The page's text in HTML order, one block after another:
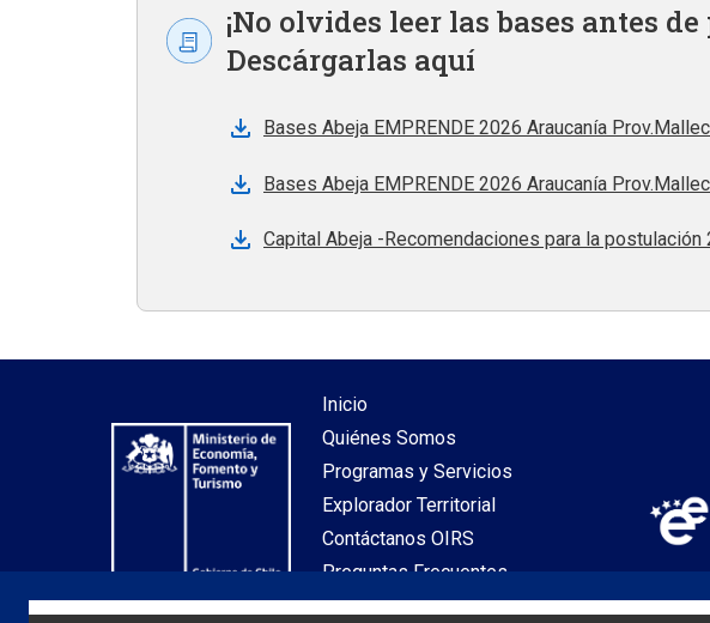
¡No olvides leer las bases antes
Descárgarlas aquí
Bases Abeja EMPRENDE 2026 Araucanía
Bases Abeja EMPRENDE 2026 Araucanía
Capital Abeja -Recomendaciones para la postulación
Inicio
Quiénes Somos
Programas y Servicios
Explorador Territorial
Contáctanos OIRS
Preguntas Frecuentes
Mapa de Sitio